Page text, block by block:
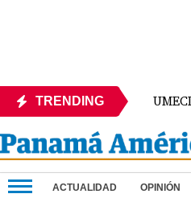
TRENDING UMECIT
ACTUALIDAD OPINIÓN